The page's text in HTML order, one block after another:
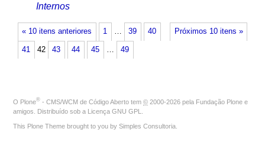
Internos
« 10 itens anteriores Próximos 10 itens »
1 … 39 40
41 42 43 44 45 … 49
O Plone® - CMS/WCM de Código Aberto tem © 2000-2026 pela Fundação Plone e
amigos. Distribuído sob a Licença GNU GPL
This Plone Theme brought to you by Simples Consultoria